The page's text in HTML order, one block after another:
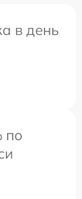
в день
по